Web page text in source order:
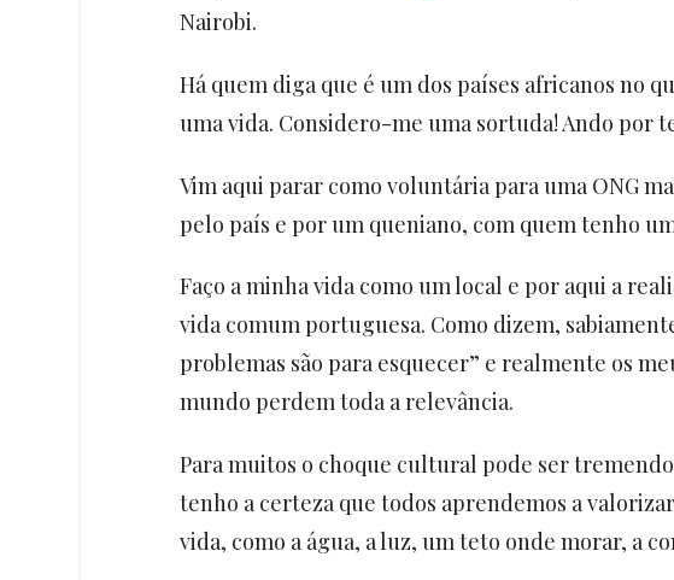
Nairobi.
Há quem diga que é um dos países africanos no
uma vida. Considero-me uma sortuda! Ando por
Vim aqui parar como voluntária para uma ONG
pelo país e por um queniano, com quem tenho
Faço a minha vida como um local e por aqui a
vida comum portuguesa. Como dizem,
problemas são para esquecer” e realmente os
mundo perdem toda a relevância.
Para muitos o choque cultural pode ser
tenho a certeza que todos aprendemos a
vida, como a água, a luz, um teto onde morar, a